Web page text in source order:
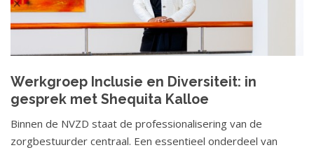
Werkgroep Inclusie en Diversiteit: in
gesprek met Shequita Kalloe
Binnen de NVZD staat de professionalisering van de
zorgbestuurder centraal. Een essentieel onderdeel van